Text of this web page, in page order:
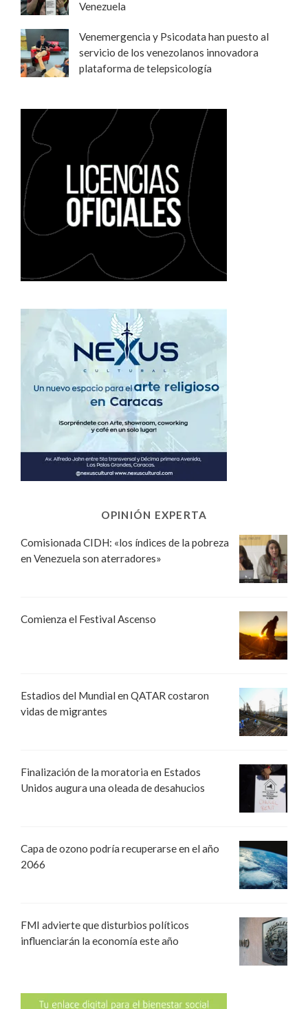
Venezuela
Venemergencia y Psicodata han puesto al
servicio de los venezolanos innovadora
plataforma de telepsicología
OPINIÓN EXPERTA
Comisionada CIDH: «los índices de la pobreza
en Venezuela son aterradores»
Comienza el Festival Ascenso
Estadios del Mundial en QATAR costaron
vidas de migrantes
Finalización de la moratoria en Estados
Unidos augura una oleada de desahucios
Capa de ozono podría recuperarse en el año
2066
FMI advierte que disturbios políticos
influenciarán la economía este año